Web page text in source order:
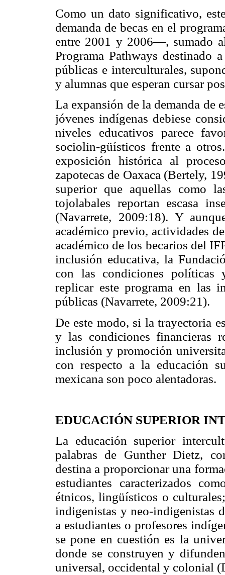
Como un dato significativo,
demanda de becas en el
entre 2001 y 2006—, sumado
Programa Pathways destinado
públicas e interculturales,
y alumnas que esperan cursar
La expansión de la demanda de
jóvenes indígenas debiese
niveles educativos parece
sociolin-güísticos frente a
exposición histórica al
zapotecas de Oaxaca (Bertely,
superior que aquellas como
tojolabales reportan escasa
(Navarrete, 2009:18). Y
académico previo, actividades
académico de los becarios del
inclusión educativa, la
con las condiciones políticas
replicar este programa en las
públicas (Navarrete, 2009:21).
De este modo, si la trayectoria
y las condiciones financieras
inclusión y promoción
con respecto a la educación
mexicana son poco alentadoras.
EDUCACIÓN SUPERIOR
La educación superior
palabras de Gunther Dietz,
destina a proporcionar una
estudiantes caracterizados
étnicos, lingüísticos o
indigenistas y neo-indigenistas
a estudiantes o profesores
se pone en cuestión es la
donde se construyen y
universal, occidental y colonial